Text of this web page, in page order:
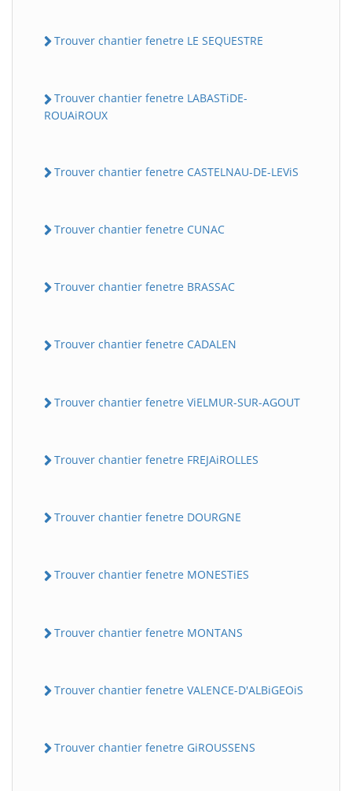
Trouver chantier fenetre LE SEQUESTRE
Trouver chantier fenetre LABASTiDE-
ROUAiROUX
Trouver chantier fenetre CASTELNAU-DE-LEViS
Trouver chantier fenetre CUNAC
Trouver chantier fenetre BRASSAC
Trouver chantier fenetre CADALEN
Trouver chantier fenetre ViELMUR-SUR-AGOUT
Trouver chantier fenetre FREJAiROLLES
Trouver chantier fenetre DOURGNE
Trouver chantier fenetre MONESTiES
Trouver chantier fenetre MONTANS
Trouver chantier fenetre VALENCE-D'ALBiGEOiS
Trouver chantier fenetre GiROUSSENS